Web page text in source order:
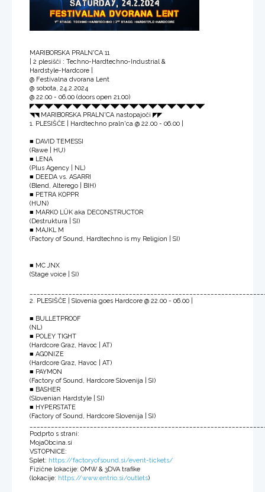
MARIBORSKA PRALN'CA 11
| 2 plesišči : Techno-Hardtechno-Industrial &
Hardstyle-Hardcore |
@ Festivalna dvorana Lent
@ sobota, 24.2.2024
@ 22.00 - 06.00 (doors open 21.00)
◤◥◤◥◤◥◤◥◤◥◤◥◤◥◤◥◤◥◤◥◤◥◤◥◤◥◤◥◤◥◤◥◤◥◤◥◤
◥◥ MARIBORSKA PRALN'CA nastopajoči ◤◤
1. PLESIŠČE | Hardtechno praln'ca @ 22.00 - 06.00 |
■ DAVID TEMESSI
(Rawe | HU)
■ LENA
(Plus Agency | NL)
■ DEEDA vs. ASARRI
(Blend, Alterego | BIH)
■ PETRA KOPPR
(HUN)
■ MARKO LÜK aka DECONSTRUCTOR
(Destruktura | SI)
■ MAJKL M
(Factory of Sound, Hardtechno is my Religion | SI)
■ MC JNX
(Stage voice | SI)
2. PLESIŠČE | Slovenia goes Hardcore @ 22.00 - 06.00 |
■ BULLETPROOF
(NL)
■ POLEY TIGHT
(Hardcore Graz, Havoc | AT)
■ AGONIZE
(Hardcore Graz, Havoc | AT)
■ PAYMON
(Factory of Sound, Hardcore Slovenija | SI)
■ BASHER
(Slovenian Hardstyle | SI)
■ HYPERSTATE
(Factory of Sound, Hardcore Slovenija | SI)
Podprto s strani:
MojaObcina.si
VSTOPNICE:
Splet: https://factoryofsound.si/event-tickets/
Fizične lokacije: OMW & 3DVA trafike
(lokacije: https://www.entrio.si/outlets)